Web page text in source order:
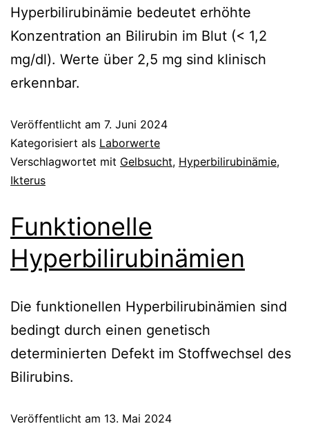
Hyperbilirubinämie bedeutet erhöhte
Konzentration an Bilirubin im Blut (< 1,2
mg/dl). Werte über 2,5 mg sind klinisch
erkennbar.
Veröffentlicht am 7. Juni 2024
Kategorisiert als Laborwerte
Verschlagwortet mit Gelbsucht, Hyperbilirubinämie,
Ikterus
Funktionelle
Hyperbilirubinämien
Die funktionellen Hyperbilirubinämien sind
bedingt durch einen genetisch
determinierten Defekt im Stoffwechsel des
Bilirubins.
Veröffentlicht am 13. Mai 2024